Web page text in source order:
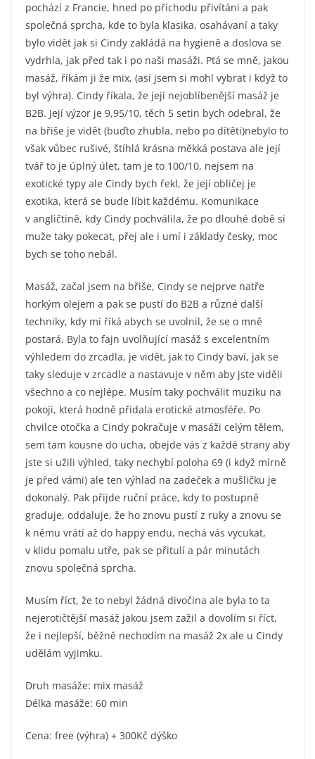
pochází z Francie, hned po příchodu přivítáni a pak
společná sprcha, kde to byla klasika, osahávaní a taky
bylo vidět jak si Cindy zakládá na hygieně a doslova se
vydrhla, jak před tak i po naši masáži. Ptá se mně, jakou
masáž, říkám ji že mix, (asi jsem si mohl vybrat i když to
byl výhra). Cindy říkala, že její nejoblíbenější masáž je
B2B. Její výzor je 9,95/10, těch 5 setin bych odebral, že
na břiše je vidět (buďto zhubla, nebo po dítěti)nebylo to
však vůbec rušivé, štíhlá krásna měkká postava ale její
tvář to je úplný úlet, tam je to 100/10, nejsem na
exotické typy ale Cindy bych řekl, že její obličej je
exotika, která se bude líbit každému. Komunikace
v angličtině, kdy Cindy pochválila, že po dlouhé době si
muže taky pokecat, přej ale i umí i základy česky, moc
bych se toho nebál.
Masáž, začal jsem na břiše, Cindy se nejprve natře
horkým olejem a pak se pustí do B2B a různé další
techniky, kdy mi říká abych se uvolnil, že se o mně
postará. Byla to fajn uvolňující masáž s excelentním
výhledem do zrcadla, je vidět, jak to Cindy baví, jak se
taky sleduje v zrcadle a nastavuje v něm aby jste viděli
všechno a co nejlépe. Musím taky pochválit muziku na
pokoji, která hodně přidala erotické atmosféře. Po
chvilce otočka a Cindy pokračuje v masáži celým tělem,
sem tam kousne do ucha, obejde vás z každé strany aby
jste si užili výhled, taky nechybí poloha 69 (i když mírně
je před vámi) ale ten výhlad na zadeček a mušličku je
dokonalý. Pak přijde ruční práce, kdy to postupně
graduje, oddaluje, že ho znovu pustí z ruky a znovu se
k němu vrátí až do happy endu, nechá vás vycukat,
v klidu pomalu utře, pak se přitulí a pár minutách
znovu společná sprcha.
Musím říct, že to nebyl žádná divočina ale byla to ta
nejerotičtější masáž jakou jsem zažil a dovolím si říct,
že i nejlepší, běžně nechodím na masáž 2x ale u Cindy
udělám vyjimku.
Druh masáže: mix masáž
Délka masáže: 60 min
Cena: free (výhra) + 300Kč dýško